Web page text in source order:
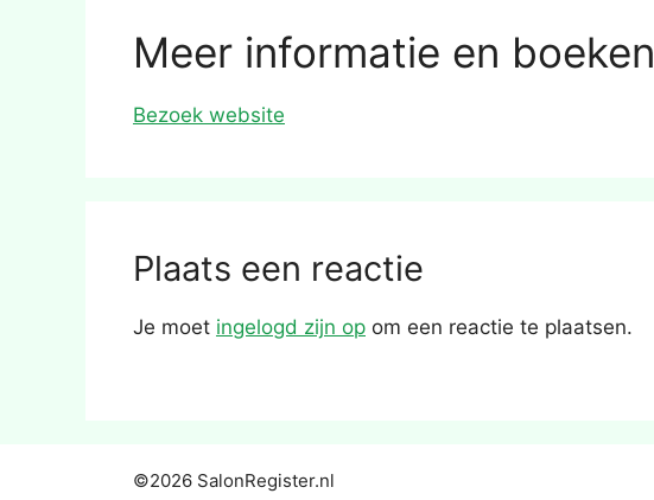
Meer informatie en boeken
Bezoek website
Plaats een reactie
Je moet ingelogd zijn op om een reactie te plaatsen.
©2026 SalonRegister.nl